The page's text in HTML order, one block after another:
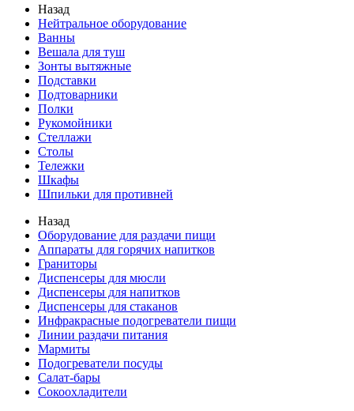
Назад
Нейтральное оборудование
Ванны
Вешала для туш
Зонты вытяжные
Подставки
Подтоварники
Полки
Рукомойники
Стеллажи
Столы
Тележки
Шкафы
Шпильки для противней
Назад
Оборудование для раздачи пищи
Аппараты для горячих напитков
Граниторы
Диспенсеры для мюсли
Диспенсеры для напитков
Диспенсеры для стаканов
Инфракрасные подогреватели пищи
Линии раздачи питания
Мармиты
Подогреватели посуды
Салат-бары
Сокоохладители